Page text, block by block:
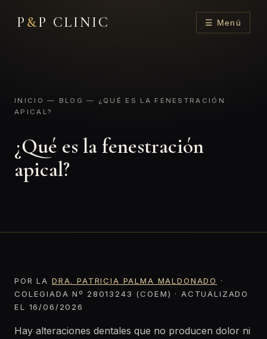
P &P CLINIC ☰ Menú
INICIO — BLOG — ¿QUÉ ES LA FENESTRACIÓN
APICAL?
¿Qué es la fenestración
apical?
POR LA DRA. PATRICIA PALMA MALDONADO
·
COLEGIADA Nº 28013243 (COEM) · ACTUALIZADO
EL 16/06/2026
Hay alteraciones dentales que no producen dolor ni